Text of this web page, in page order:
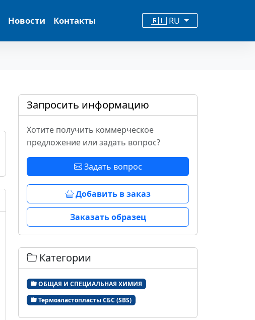
Новости Контакты 🇷🇺 RU
Запросить информацию
Хотите получить коммерческое
предложение или задать вопрос?
Задать вопрос
Добавить в заказ
Заказать образец
Категории
ОБЩАЯ И СПЕЦИАЛЬНАЯ ХИМИЯ
Термоэластопласты СБС (SBS)